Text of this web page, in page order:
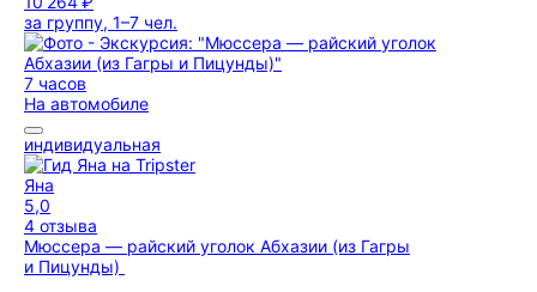
за группу, 1–7 чел.
7 часов
На автомобиле
индивидуальная
Яна
5,0
4 отзыва
Мюссера — райский уголок Абхазии (из Гагры
и Пицунды)